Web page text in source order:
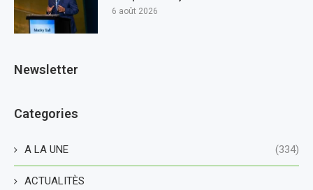
6 août 2026
Newsletter
Categories
A LA UNE (334)
ACTUALITÈS